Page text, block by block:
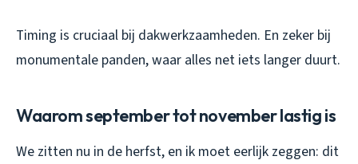
Timing is cruciaal bij dakwerkzaamheden. En zeker bij
monumentale panden, waar alles net iets langer duurt.
Waarom september tot november lastig is
We zitten nu in de herfst, en ik moet eerlijk zeggen: dit